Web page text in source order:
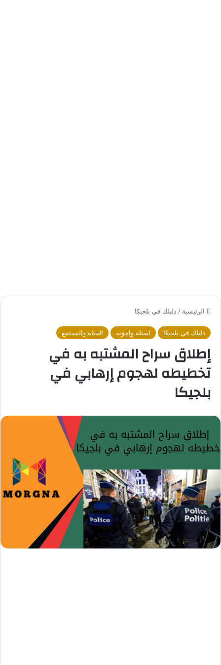
الرئيسية / دليلك في بلجيكا
دليلك في بلجيكا اسئلة واجوبة الحياة والمجتمع
إطلاق سراح المشتبه به في
تخطيطه لهجوم إرهابي في
بلجيكا